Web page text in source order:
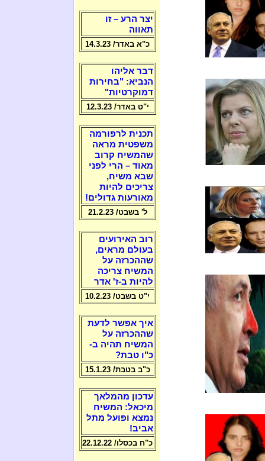
יצר הרע – זו
תאווה
כ"א באדר/ 14.3.23
דבר אליהו
הנביא: "בחירות
דמוקרטיות"
י"ט באדר/ 12.3.23
תכנית לרפורמה
משפטית מראה
שהמשיח קרוב
מאוד – הרי לפני
שבא משיח,
צריכים להיות
מאורעות גדולים!
ל' בשבט/ 21.2.23
רוב האירועים
בעולם מראים,
שההכרזה על
המשיח צריכה
להיות ב-ז' אדר
י"ט בשבט/ 10.2.23
איך אפשר לדעת
שההכרזה על
המשיח תהיה ב-
כ"ו טבת?
כ"ב בטבת/ 15.1.23
עדכון מהמלאך
מיכאל: המשיח
נמצא ופועל מתל
אביב!
כ"ח בכסלו/ 22.12.22